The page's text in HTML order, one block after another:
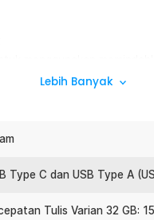
Type C yang
dilakukan dalam hitungan
untuk Anda yang serba
SanDisk Memory
Lebih Banyak
Type C dan USB Type A
Tulis Varian 32 GB: